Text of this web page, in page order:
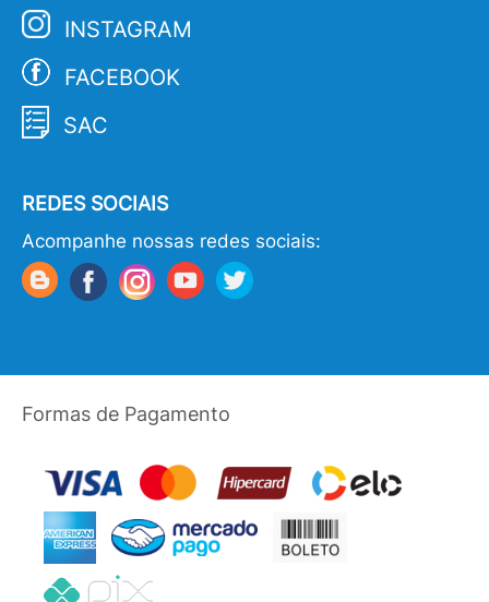
INSTAGRAM
FACEBOOK
SAC
REDES SOCIAIS
Acompanhe nossas redes sociais:
Formas de Pagamento